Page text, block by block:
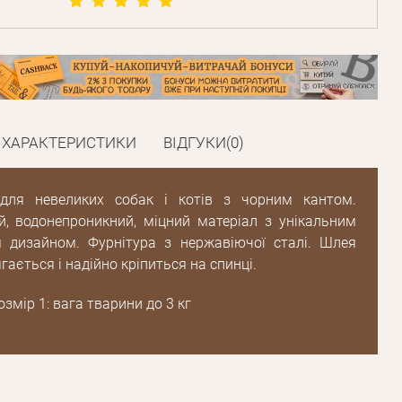
ХАРАКТЕРИСТИКИ ВІДГУКИ(0)
невеликих собак і котів з чорним кантом.
водонепроникний, міцний матеріал з унікальним
Фурнітура з нержавіючої сталі. Шлея
і надійно кріпиться на спинці.
1: вага тварини до 3 кг
Пароль
пароль
Зареєструватися